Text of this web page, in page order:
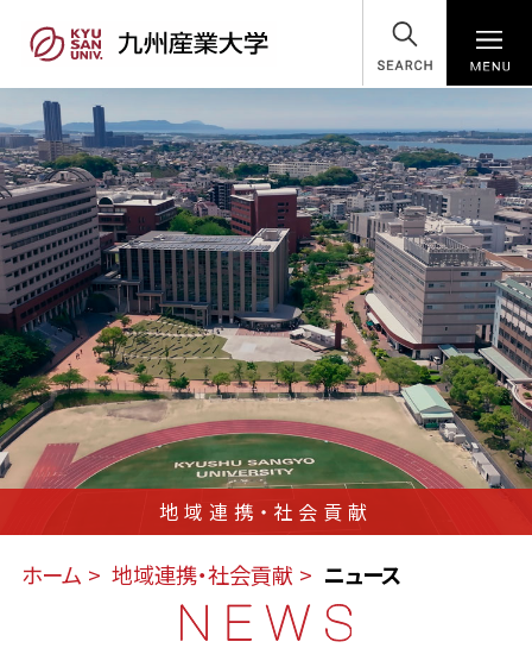
SEARCH
地域連携・社会貢献
ホーム 地域連携・社会貢献 ニュース